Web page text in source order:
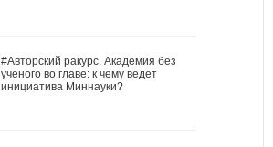
#Авторский ракурс. Академия без
ученого во главе: к чему ведет
инициатива Миннауки?